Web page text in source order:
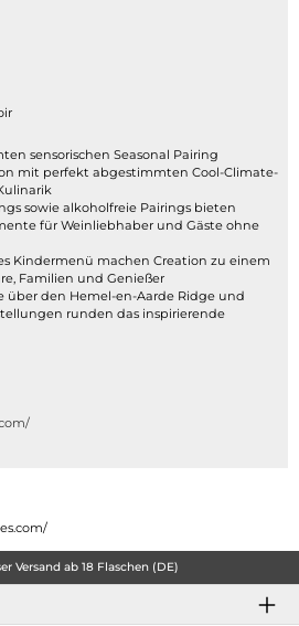
sensorischen Seasonal Pairing
mit perfekt abgestimmten Cool-Climate-
sowie alkoholfreie Pairings bieten
für Weinliebhaber und Gäste ohne
Kindermenü machen Creation zu einem
Familien und Genießer
über den Hemel-en-Aarde Ridge und
runden das inspirierende
Versand ab 18 Flaschen (DE)